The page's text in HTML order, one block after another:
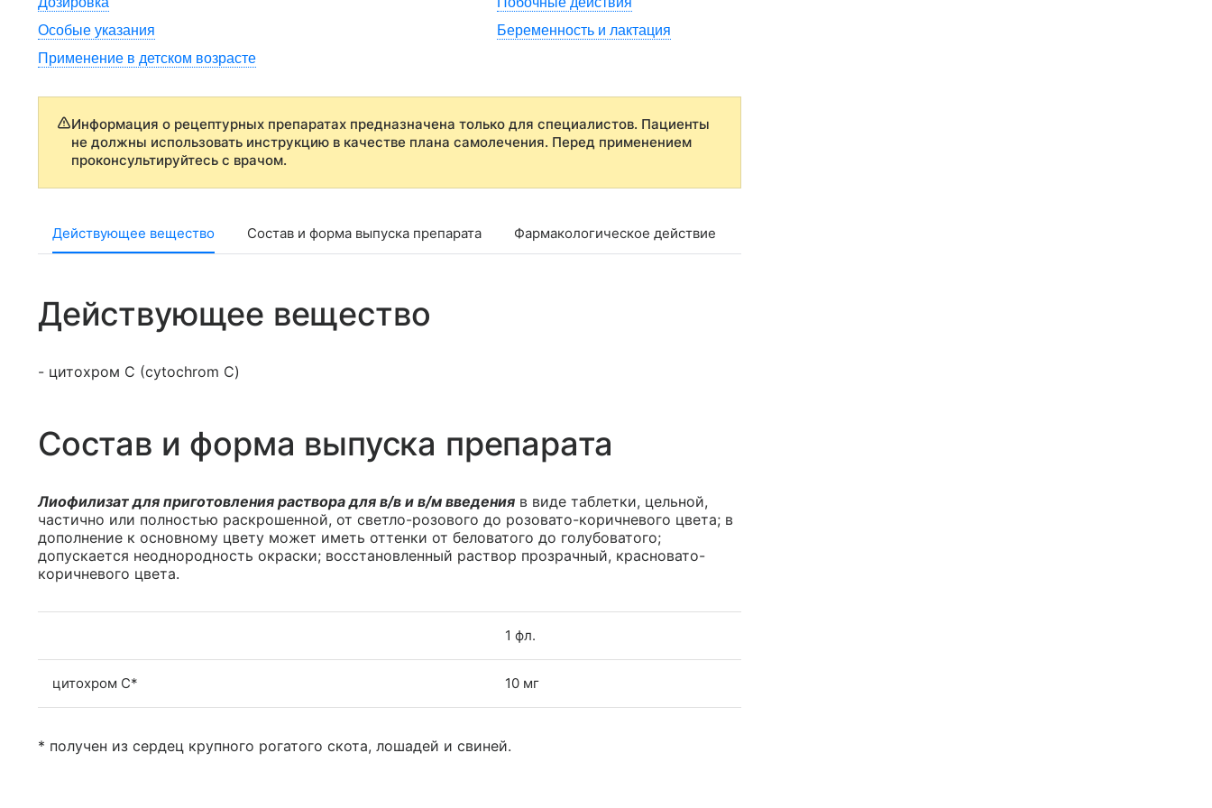
Особые указания
Беременность и лактация
Применение в детском возрасте
Информация о рецептурных препаратах предназначена только для специалистов. Пациенты
не должны использовать инструкцию в качестве плана самолечения. Перед применением
проконсультируйтесь с врачом.
Действующее вещество Состав и форма выпуска препарата Фармакологическое действие
Действующее вещество
- цитохром С (cytochrom C)
Состав и форма выпуска препарата
Лиофилизат для приготовления раствора для в/в и в/м введения в виде таблетки, цельной,
частично или полностью раскрошенной, от светло-розового до розовато-коричневого цвета; в
дополнение к основному цвету может иметь оттенки от беловатого до голубоватого;
допускается неоднородность окраски; восстановленный раствор прозрачный, красновато-
коричневого цвета.
1 фл.
цитохром C* 10 мг
* получен из сердец крупного рогатого скота, лошадей и свиней.